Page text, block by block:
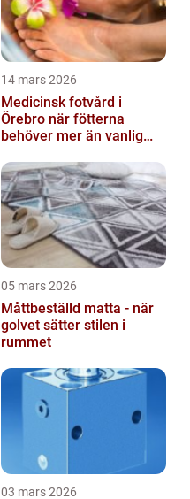
14 mars 2026
Medicinsk fotvård i
Örebro när fötterna
behöver mer än vanlig
05 mars 2026
Måttbeställd matta - när
golvet sätter stilen i
rummet
03 mars 2026